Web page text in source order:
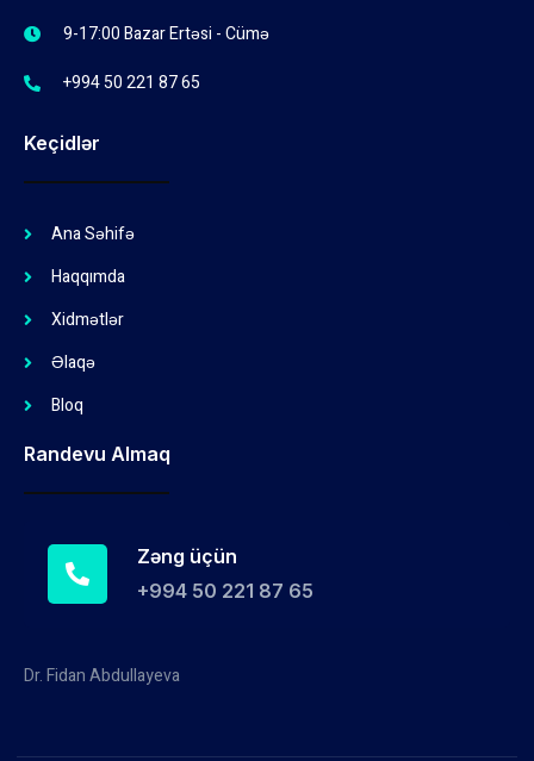
9-17:00 Bazar Ertəsi - Cümə
+994 50 221 87 65
Keçidlər
Ana Səhifə
Haqqımda
Xidmətlər
Əlaqə
Bloq
Randevu Almaq
Zəng üçün
+994 50 221 87 65
Dr. Fidan Abdullayeva